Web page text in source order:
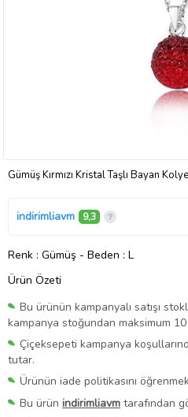
Gümüş Kırmızı Kristal Taşlı Bayan Kolye
indirimliavm 9,3
Renk : Gümüş - Beden : L
Ürün Özeti
Bu ürünün kampanyalı satışı
kampanya stoğundan maksimum
Çiçeksepeti kampanya
tutar.
Ürünün iade politikasını
Bu ürün indirimliavm tarafından